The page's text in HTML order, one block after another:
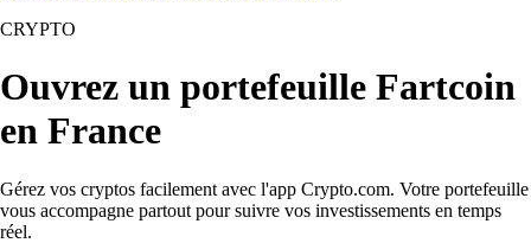
CRYPTO
Ouvrez un portefeuille Fartcoin
en France
Gérez vos cryptos facilement avec l'app Crypto.com. Votre portefeuille
vous accompagne partout pour suivre vos investissements en temps
réel.